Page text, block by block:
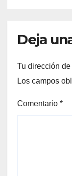
Deja
Tu dirección
Los campos
Comentario *